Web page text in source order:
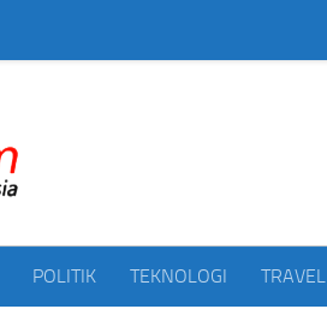
POLITIK TEKNOLOGI TRAVEL